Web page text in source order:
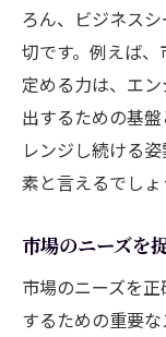
ろん、ビジネス
切です。例えば
定める力は、エ
出するための基
レンジし続ける
素と言えるでしょ
市場のニーズを
市場のニーズを
するための重要